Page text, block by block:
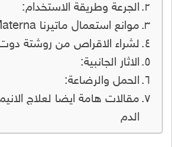
الجرعة وطريقة الاستخدام:
موانع استعمال ماتيرنا Materna:
لشراء الاقراص من روشتة
الاثار الجانبية:
الحمل والرضاعة:
مقالات هامة ايضا لعلاج
الدم